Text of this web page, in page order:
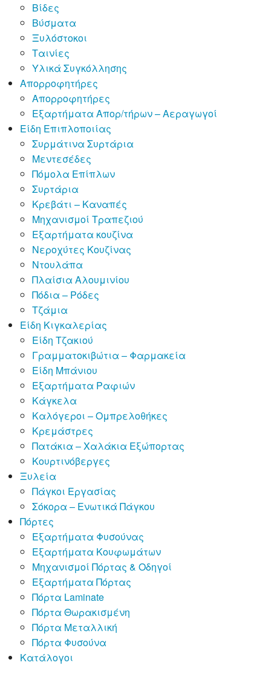
Βίδες
Βύσματα
Ξυλόστοκοι
Ταινίες
Υλικά Συγκόλλησης
Απορροφητήρες
Απορροφητήρες
Εξαρτήματα Απορ/τήρων – Αεραγωγοί
Είδη Επιπλοποιίας
Συρμάτινα Συρτάρια
Μεντεσέδες
Πόμολα Επίπλων
Συρτάρια
Κρεβάτι – Καναπές
Μηχανισμοί Τραπεζιού
Εξαρτήματα κουζίνα
Νεροχύτες Κουζίνας
Ντουλάπα
Πλαίσια Αλουμινίου
Πόδια – Ρόδες
Τζάμια
Είδη Κιγκαλερίας
Είδη Τζακιού
Γραμματοκιβώτια – Φαρμακεία
Είδη Μπάνιου
Εξαρτήματα Ραφιών
Κάγκελα
Καλόγεροι – Ομπρελοθήκες
Κρεμάστρες
Πατάκια – Χαλάκια Εξώπορτας
Κουρτινόβεργες
Ξυλεία
Πάγκοι Εργασίας
Σόκορα – Ενωτικά Πάγκου
Πόρτες
Εξαρτήματα Φυσούνας
Εξαρτήματα Κουφωμάτων
Μηχανισμοί Πόρτας & Οδηγοί
Εξαρτήματα Πόρτας
Πόρτα Laminate
Πόρτα Θωρακισμένη
Πόρτα Μεταλλική
Πόρτα Φυσούνα
Κατάλογοι